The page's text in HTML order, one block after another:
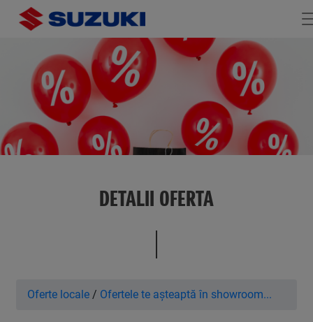
DETALII OFERTA
Oferte locale / Ofertele te așteaptă în showroom...